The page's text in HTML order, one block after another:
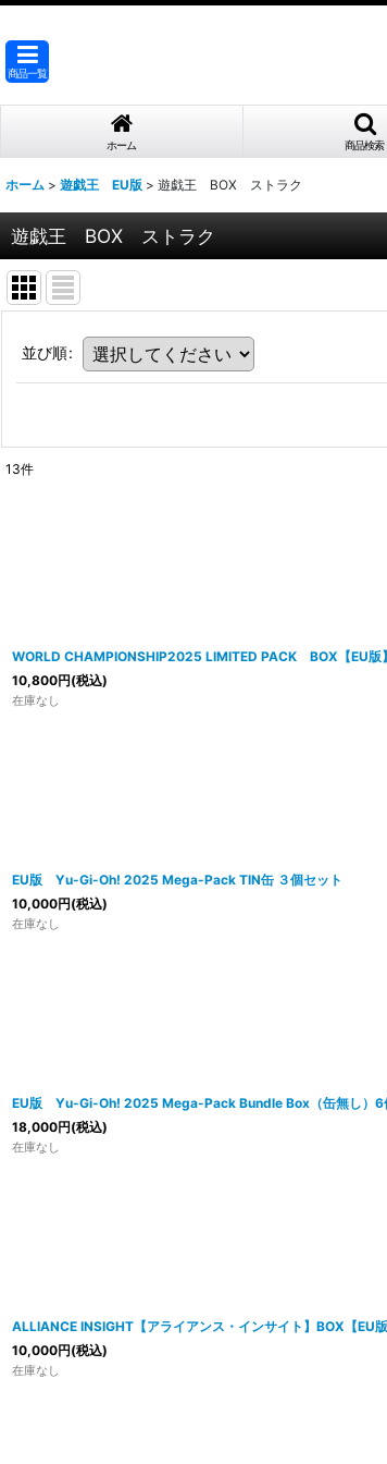
商品一覧
ホーム 商品検索
ホーム > 遊戯王 EU版 > 遊戯王 BOX ストラク
遊戯王 BOX ストラク
並び順:
13件
WORLD CHAMPIONSHIP2025 LIMITED PACK BOX【EU版】
10,800円(税込)
在庫なし
EU版 Yu-Gi-Oh! 2025 Mega-Pack TIN缶 ３個セット
10,000円(税込)
在庫なし
EU版 Yu-Gi-Oh! 2025 Mega-Pack Bundle Box（缶無し）6
18,000円(税込)
在庫なし
ALLIANCE INSIGHT【アライアンス・インサイト】BOX【EU版
10,000円(税込)
在庫なし